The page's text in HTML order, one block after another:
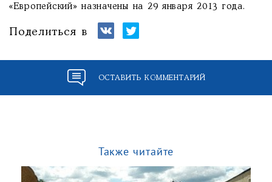
«Европейский» назначены на 29 января 2013 года.
Поделиться в
ОСТАВИТЬ КОММЕНТАРИЙ
Также читайте